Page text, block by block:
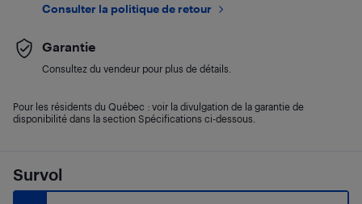
Survol
Consulter la politique de retour
Garantie
Consultez du vendeur pour plus de détails.
Pour les résidents du Québec : voir la divulgation de la garantie de
disponibilité dans la section Spécifications ci-dessous.